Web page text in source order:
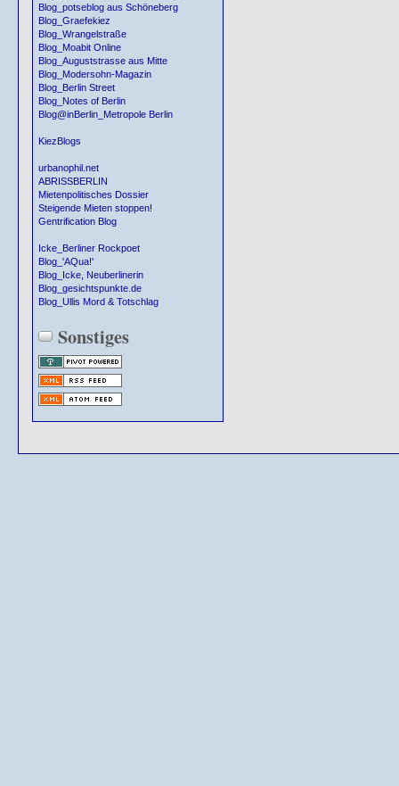
Blog_potseblog aus Schöneberg
Blog_Graefekiez
Blog_Wrangelstraße
Blog_Moabit Online
Blog_Auguststrasse aus Mitte
Blog_Modersohn-Magazin
Blog_Berlin Street
Blog_Notes of Berlin
Blog@inBerlin_Metropole Berlin
KiezBlogs
urbanophil.net
ABRISSBERLIN
Mietenpolitisches Dossier
Steigende Mieten stoppen!
Gentrification Blog
Icke_Berliner Rockpoet
Blog_'AQua!'
Blog_Icke, Neuberlinerin
Blog_gesichtspunkte.de
Blog_Ullis Mord & Totschlag
Sonstiges